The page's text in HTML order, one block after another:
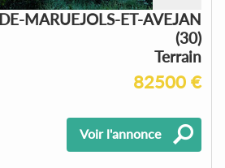
MARUEJOLS-ET-AVEJAN
(30)
Terrain
82500 €
Voir l'annonce